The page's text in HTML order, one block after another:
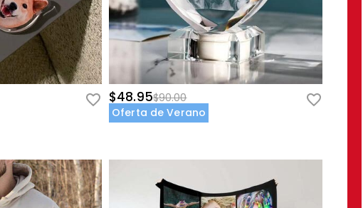
$48.95$90.00
Oferta de Verano